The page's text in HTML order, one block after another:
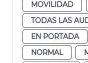
MOVILIDAD
TODAS LAS
EN PORTADA
NORMAL